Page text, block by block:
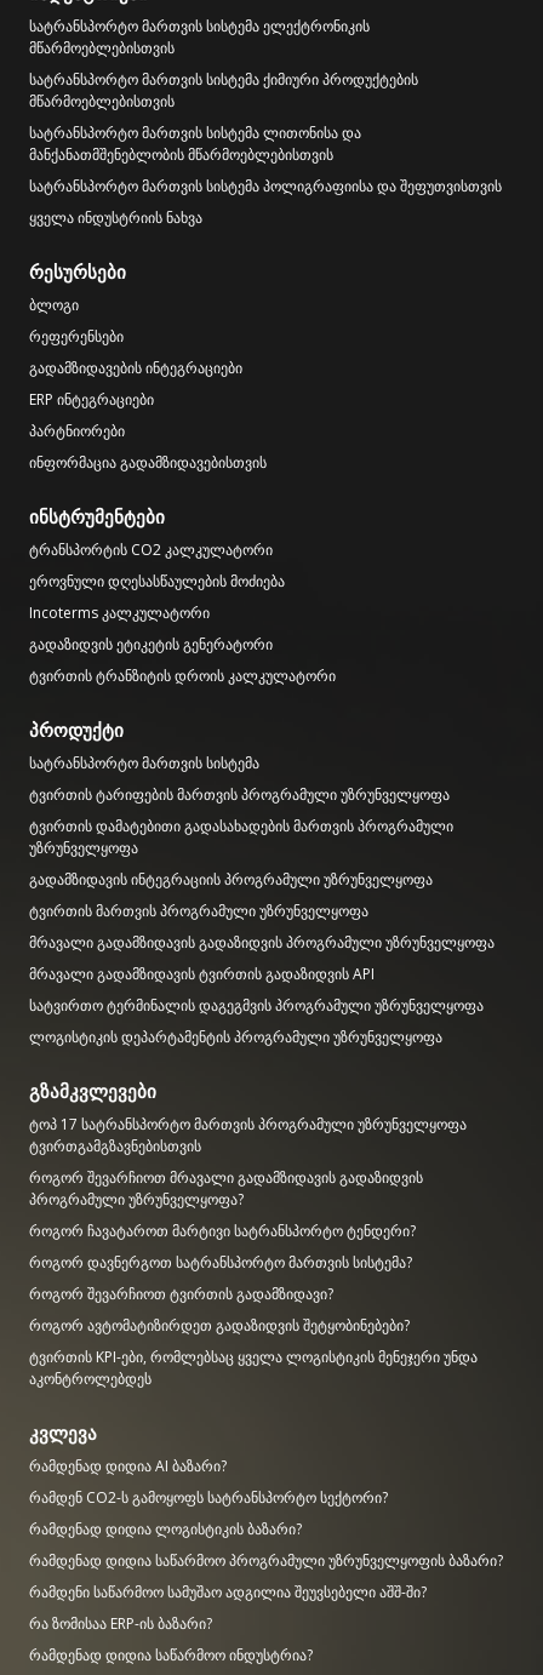
სატრანსპორტო მართვის სისტემა ელექტრონიკის
მწარმოებლებისთვის
სატრანსპორტო მართვის სისტემა ქიმიური პროდუქტების
მწარმოებლებისთვის
სატრანსპორტო მართვის სისტემა ლითონისა და
მანქანათმშენებლობის მწარმოებლებისთვის
სატრანსპორტო მართვის სისტემა პოლიგრაფიისა და შეფუთვისთვის
ყველა ინდუსტრიის ნახვა
რესურსები
ბლოგი
რეფერენსები
გადამზიდავების ინტეგრაციები
ERP ინტეგრაციები
პარტნიორები
ინფორმაცია გადამზიდავებისთვის
ინსტრუმენტები
ტრანსპორტის CO2 კალკულატორი
ეროვნული დღესასწაულების მოძიება
Incoterms კალკულატორი
გადაზიდვის ეტიკეტის გენერატორი
ტვირთის ტრანზიტის დროის კალკულატორი
პროდუქტი
სატრანსპორტო მართვის სისტემა
ტვირთის ტარიფების მართვის პროგრამული უზრუნველყოფა
ტვირთის დამატებითი გადასახადების მართვის პროგრამული
უზრუნველყოფა
გადამზიდავის ინტეგრაციის პროგრამული უზრუნველყოფა
ტვირთის მართვის პროგრამული უზრუნველყოფა
მრავალი გადამზიდავის გადაზიდვის პროგრამული უზრუნველყოფა
მრავალი გადამზიდავის ტვირთის გადაზიდვის API
სატვირთო ტერმინალის დაგეგმვის პროგრამული უზრუნველყოფა
ლოგისტიკის დეპარტამენტის პროგრამული უზრუნველყოფა
გზამკვლევები
ტოპ 17 სატრანსპორტო მართვის პროგრამული უზრუნველყოფა
ტვირთგამგზავნებისთვის
როგორ შევარჩიოთ მრავალი გადამზიდავის გადაზიდვის
პროგრამული უზრუნველყოფა?
როგორ ჩავატაროთ მარტივი სატრანსპორტო ტენდერი?
როგორ დავნერგოთ სატრანსპორტო მართვის სისტემა?
როგორ შევარჩიოთ ტვირთის გადამზიდავი?
როგორ ავტომატიზირდეთ გადაზიდვის შეტყობინებები?
ტვირთის KPI-ები, რომლებსაც ყველა ლოგისტიკის მენეჯერი უნდა
აკონტროლებდეს
კვლევა
რამდენად დიდია AI ბაზარი?
რამდენ CO2-ს გამოყოფს სატრანსპორტო სექტორი?
რამდენად დიდია ლოგისტიკის ბაზარი?
რამდენად დიდია საწარმოო პროგრამული უზრუნველყოფის ბაზარი?
რამდენი საწარმოო სამუშაო ადგილია შეუვსებელი აშშ-ში?
რა ზომისაა ERP-ის ბაზარი?
რამდენად დიდია საწარმოო ინდუსტრია?